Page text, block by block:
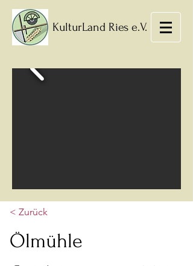
KulturLand Ries e.V.
< Zurück
Ölmühle